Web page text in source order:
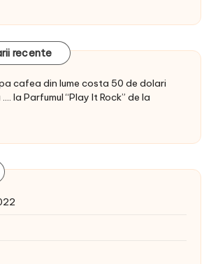
recente
cafea din lume costa 50 de dolari
la Parfumul “Play It Rock” de la